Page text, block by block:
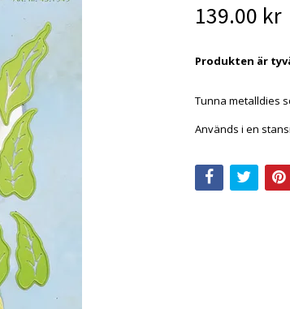
139.00 kr
Produkten är
Tunna metalldies
Används i en